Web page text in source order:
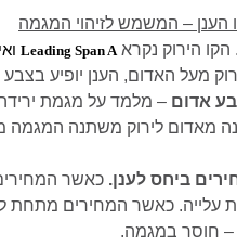
הענן – המשמש לזיהוי המגמה
הקו הירוק נקרא Leading Span A
מעל האדום, הענן יופיע בצבע
אדום – מלמד על מגמת
מאדום לירוק משתנה המגמה
ביחס לענן. כאשר
עלייה. כאשר המחירים מתחת
– חוסר במגמה.